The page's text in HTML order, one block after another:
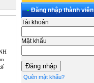
• Đăng nhập thành viên
Tài khoản
Mật khẩu
Quên mật khẩu?